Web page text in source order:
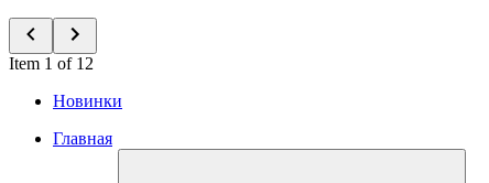
Item 1 of 12
Новинки
Главная